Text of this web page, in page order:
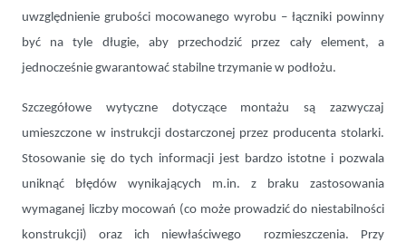
uwzględnienie grubości mocowanego wyrobu – łączniki powinny
być na tyle długie, aby przechodzić przez cały element, a
jednocześnie gwarantować stabilne trzymanie w podłożu.
Szczegółowe wytyczne dotyczące montażu są zazwyczaj
umieszczone w instrukcji dostarczonej przez producenta stolarki.
Stosowanie się do tych informacji jest bardzo istotne i pozwala
uniknąć błędów wynikających m.in. z braku zastosowania
wymaganej liczby mocowań (co może prowadzić do niestabilności
konstrukcji) oraz ich niewłaściwego rozmieszczenia. Przy